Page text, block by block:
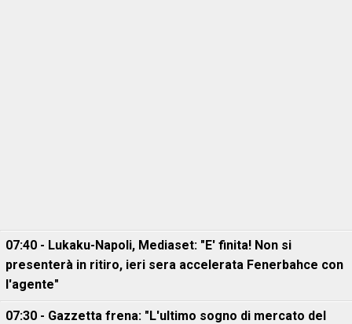
07:40 - Lukaku-Napoli, Mediaset: "E' finita! Non si
presenterà in ritiro, ieri sera accelerata Fenerbahce con
l'agente"
07:30 - Gazzetta frena: "L'ultimo sogno di mercato del